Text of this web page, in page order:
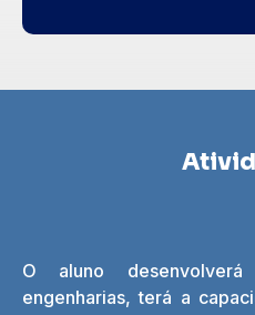
O aluno
engenharias, terá a